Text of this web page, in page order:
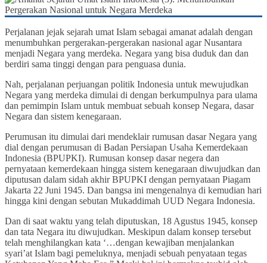
Perjalanan jejak sejarah umat Islam sebagai amanat adalah dengan
menumbuhkan pergerakan-pergerakan nasional agar Nusantara
menjadi Negara yang merdeka. Negara yang bisa duduk dan dan
berdiri sama tinggi dengan para penguasa dunia.
Nah, perjalanan perjuangan politik Indonesia untuk mewujudkan
Negara yang merdeka dimulai di dengan berkumpulnya para ulama
dan pemimpin Islam untuk membuat sebuah konsep Negara, dasar
Negara dan sistem kenegaraan.
Perumusan itu dimulai dari mendeklair rumusan dasar Negara yang
dial dengan perumusan di Badan Persiapan Usaha Kemerdekaan
Indonesia (BPUPKI). Rumusan konsep dasar negera dan
pernyataan kemerdekaan hingga sistem kenegaraan diwujudkan dan
diputusan dalam sidah akhir BPUPKI dengan pernyataan Piagam
Jakarta 22 Juni 1945. Dan bangsa ini mengenalnya di kemudian hari
hingga kini dengan sebutan Mukaddimah UUD Negara Indonesia.
Dan di saat waktu yang telah diputuskan, 18 Agustus 1945, konsep
dan tata Negara itu diwujudkan. Meskipun dalam konsep tersebut
telah menghilangkan kata ‘…dengan kewajiban menjalankan
syari’at Islam bagi pemeluknya, menjadi sebuah penyataan tegas